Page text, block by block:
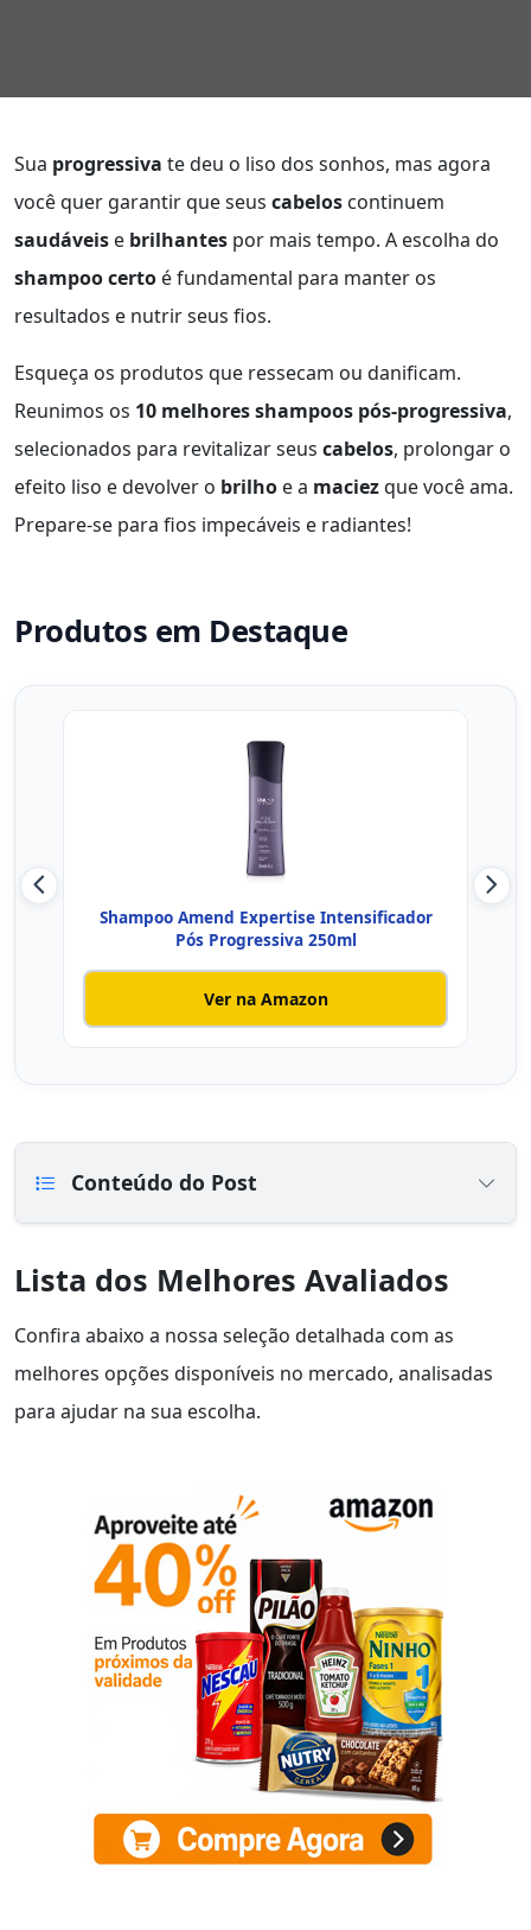
Sua progressiva te deu o liso dos sonhos, mas agora
você quer garantir que seus cabelos continuem
saudáveis e brilhantes por mais tempo. A escolha do
shampoo certo é fundamental para manter os
resultados e nutrir seus fios.
Esqueça os produtos que ressecam ou danificam.
Reunimos os 10 melhores shampoos pós-progressiva,
selecionados para revitalizar seus cabelos, prolongar o
efeito liso e devolver o brilho e a maciezque você ama.
Prepare-se para fios impecáveis e radiantes!
Produtos em Destaque
Shampoo Amend Expertise Intensificador
Pós Progressiva 250ml
Ver na Amazon
Conteúdo do Post
Lista dos Melhores Avaliados
Confira abaixo a nossa seleção detalhada com as
melhores opções disponíveis no mercado, analisadas
para ajudar na sua escolha.